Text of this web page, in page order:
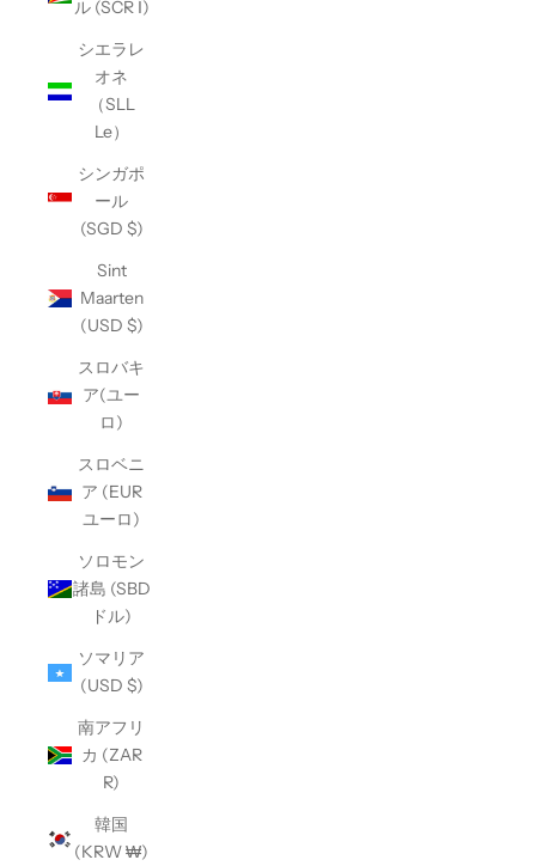
ル (SCR Ȉ)
シエラレ
オネ
（SLL
Le）
シンガポ
ール
(SGD $)
Sint
Maarten
(USD $)
スロバキ
ア(ユー
ロ)
スロベニ
ア (EUR
ユーロ)
ソロモン
諸島 (SBD
ドル)
ソマリア
(USD $)
南アフリ
カ (ZAR
R)
韓国
(KRW ₩)